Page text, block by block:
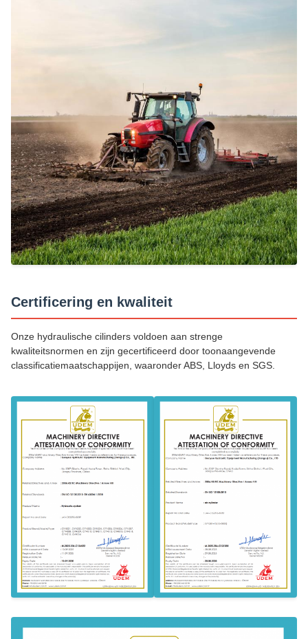
Certificering en kwaliteit
Onze hydraulische cilinders voldoen aan strenge
kwaliteitsnormen en zijn gecertificeerd door toonaangevende
classificatiemaatschappijen, waaronder ABS, Lloyds en SGS.